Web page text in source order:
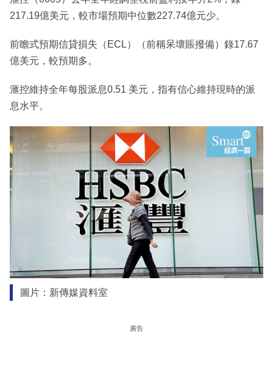
217.19億美元，較市場預期中位數227.74億元少。
前瞻式預期信貸損失（ECL）（前稱呆壞賬撥備）錄17.67
億美元，較預期多。
滙控維持全年每股派息0.51 美元，指有信心維持現時的派
息水平。
圖片：新傳媒資料室
廣告